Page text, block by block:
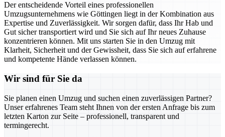
Der entscheidende Vorteil eines professionellen
Umzugsunternehmens wie Göttingen liegt in der Kombination aus
Expertise und Zuverlässigkeit. Wir sorgen dafür, dass Ihr Hab und
Gut sicher transportiert wird und Sie sich auf Ihr neues Zuhause
konzentrieren können. Mit uns starten Sie in den Umzug mit
Klarheit, Sicherheit und der Gewissheit, dass Sie sich auf erfahrene
und kompetente Hände verlassen können.
Wir sind für Sie da
Sie planen einen Umzug und suchen einen zuverlässigen Partner?
Unser erfahrenes Team steht Ihnen von der ersten Anfrage bis zum
letzten Karton zur Seite – professionell, transparent und
termingerecht.